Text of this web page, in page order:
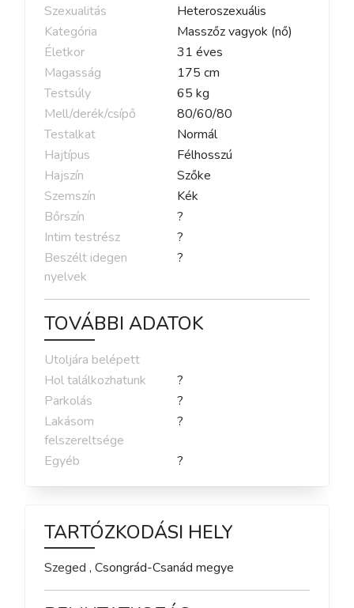
Szexualitás
Heteroszexuális
Kategória
Masszőz vagyok (nő)
Életkor
31 éves
Magasság
175 cm
Testsúly
65 kg
Mell/derék/csípő
80/60/80
Testalkat
Normál
Hajtípus
Félhosszú
Hajszín
Szőke
Szemszín
Kék
Bőrszín
?
Intim testrész
?
Beszélt idegen
nyelvek
?
TOVÁBBI ADATOK
Utoljára belépett
Hol találkozhatunk
?
Parkolás
?
Lakásom
felszereltsége
?
Egyéb ?
TARTÓZKODÁSI HELY
Szeged , Csongrád-Csanád megye